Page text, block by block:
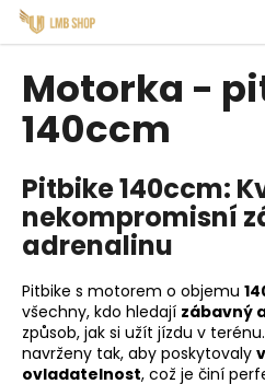
Přejít
obsah
Motorka -
140ccm
Pitbike 140ccm:
nekompromisní
adrenalinu
Pitbike s motorem o objemu
všechny, kdo hledají zábavný
způsob, jak si užít jízdu v
navrženy tak, aby poskytovaly
ovladatelnost, což je činí
o
C
o
p
o
t
ř
e
b
u
j